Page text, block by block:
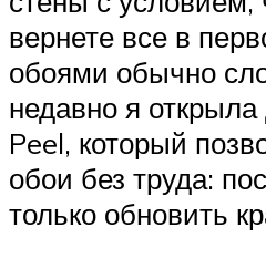
вернете все в
обоями обычно
недавно я открыла
Peel, который
обои без труда:
только обновить